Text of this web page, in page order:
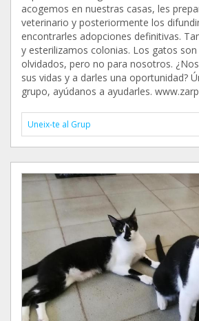
acogemos en nuestras casas, les
veterinario y posteriormente los
encontrarles adopciones definitivas.
y esterilizamos colonias. Los gatos
olvidados, pero no para nosotros.
sus vidas y a darles una oportunidad?
grupo, ayúdanos a ayudarles.
Uneix-te al Grup